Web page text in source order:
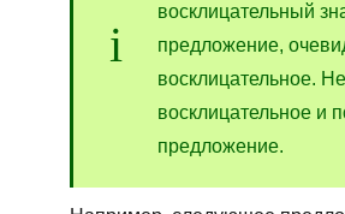
восклицательный
предложение,
восклицательное.
восклицательное и
предложение.